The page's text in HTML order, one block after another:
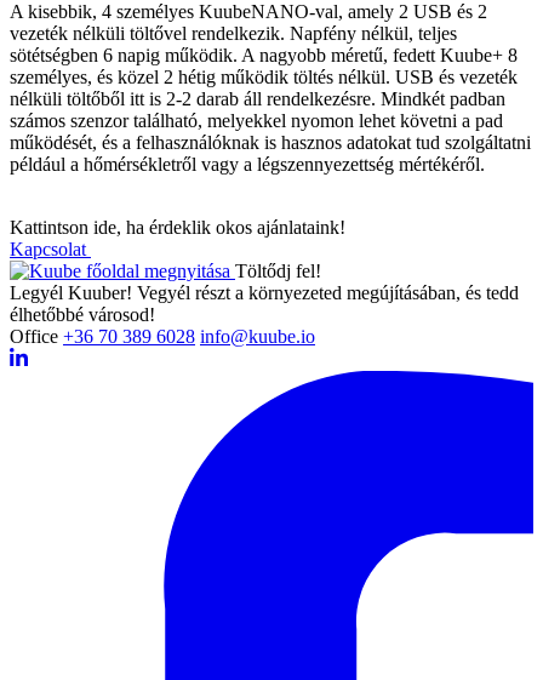
A kisebbik, 4 személyes KuubeNANO-val, amely 2 USB és 2
vezeték nélküli töltővel rendelkezik. Napfény nélkül, teljes
sötétségben 6 napig működik. A nagyobb méretű, fedett Kuube+ 8
személyes, és közel 2 hétig működik töltés nélkül. USB és vezeték
nélküli töltőből itt is 2-2 darab áll rendelkezésre. Mindkét padban
számos szenzor található, melyekkel nyomon lehet követni a pad
működését, és a felhasználóknak is hasznos adatokat tud szolgáltatni
például a hőmérsékletről vagy a légszennyezettség mértékéről.
Kattintson ide, ha érdeklik okos ajánlataink!
Kapcsolat
Töltődj fel!
Legyél Kuuber! Vegyél részt a környezeted megújításában, és tedd
élhetőbbé városod!
Office +36 70 389 6028 info@kuube.io